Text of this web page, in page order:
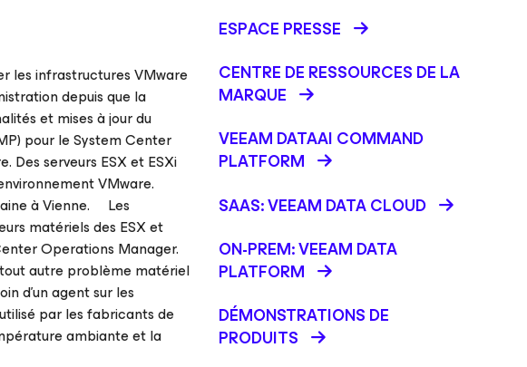
les infrastructures VMware
depuis que la
et mises à jour du
pour le System Center
serveurs ESX et ESXi
VMware.
à Vienne. Les
matériels des ESX et
Operations Manager.
autre problème matériel
d’un agent sur les
par les fabricants de
ambiante et la
ESPACE PRESSE
CENTRE DE RESSOURCES DE LA
MARQUE
VEEAM DATAAI COMMAND
PLATFORM
SAAS: VEEAM DATA CLOUD
ON-PREM: VEEAM DATA
PLATFORM
DÉMONSTRATIONS DE
PRODUITS